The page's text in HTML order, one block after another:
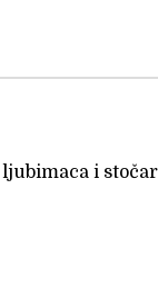
i